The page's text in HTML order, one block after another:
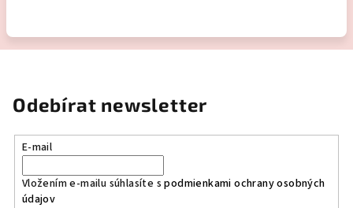
Odebírat newsletter
E-mail
Vložením e-mailu súhlasíte spodmienkami ochrany osobných
údajov